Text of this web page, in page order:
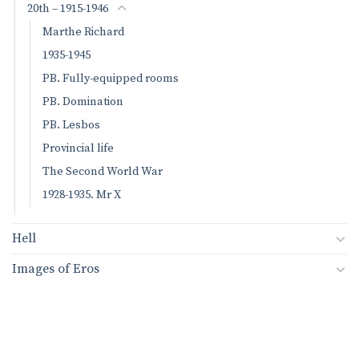
20th – 1915-1946
Marthe Richard
1935-1945
PB. Fully-equipped rooms
PB. Domination
PB. Lesbos
Provincial life
The Second World War
1928-1935. Mr X
Hell
Images of Eros